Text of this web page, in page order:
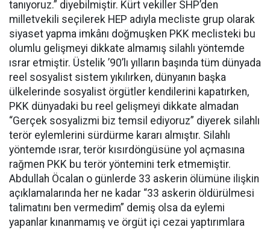
tanıyoruz.” diyebilmiştir. Kürt vekiller SHP’den
milletvekili seçilerek HEP adıyla mecliste grup olarak
siyaset yapma imkânı doğmuşken PKK meclisteki bu
olumlu gelişmeyi dikkate almamış silahlı yöntemde
ısrar etmiştir. Üstelik ’90’lı yılların başında tüm dünyada
reel sosyalist sistem yıkılırken, dünyanın başka
ülkelerinde sosyalist örgütler kendilerini kapatırken,
PKK dünyadaki bu reel gelişmeyi dikkate almadan
“Gerçek sosyalizmi biz temsil ediyoruz” diyerek silahlı
terör eylemlerini sürdürme kararı almıştır. Silahlı
yöntemde ısrar, terör kısırdöngüsüne yol açmasına
rağmen PKK bu terör yöntemini terk etmemiştir.
Abdullah Öcalan o günlerde 33 askerin ölümüne ilişkin
açıklamalarında her ne kadar “33 askerin öldürülmesi
talimatını ben vermedim” demiş olsa da eylemi
yapanlar kınanmamış ve örgüt içi cezai yaptırımlara